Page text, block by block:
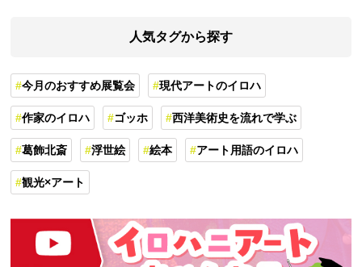
人気タグから探す
今月のおすすめ展覧会 現代アートのイロハ
作家のイロハ ゴッホ 西洋美術史を流れで学ぶ
葛飾北斎 浮世絵 絵本 アート用語のイロハ
観光×アート